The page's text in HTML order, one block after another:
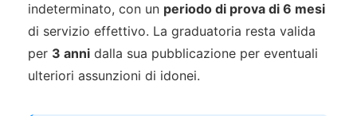
indeterminato, con un periodo di prova di 6 mesi
di servizio effettivo. La graduatoria resta valida
per 3 anni dalla sua pubblicazione per eventuali
ulteriori assunzioni di idonei.